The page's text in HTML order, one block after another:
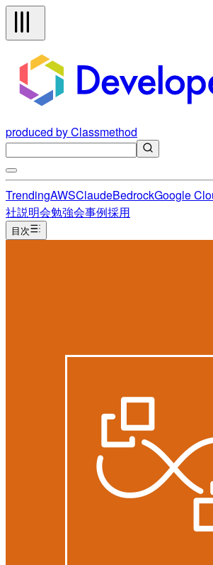
produced by Classmethod
TrendingAWSClaudeBedrockGoogle
社説明会勉強会事例採用
目次